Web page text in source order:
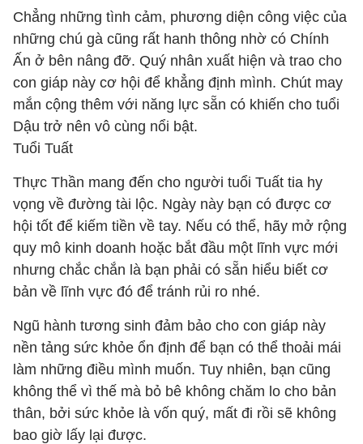
Chẳng những tình cảm, phương diện công việc của
những chú gà cũng rất hanh thông nhờ có Chính
Ấn ở bên nâng đỡ. Quý nhân xuất hiện và trao cho
con giáp này cơ hội để khẳng định mình. Chút may
mắn cộng thêm với năng lực sẵn có khiến cho tuổi
Dậu trở nên vô cùng nổi bật.
Tuổi Tuất
Thực Thần mang đến cho người tuổi Tuất tia hy
vọng về đường tài lộc. Ngày này bạn có được cơ
hội tốt để kiếm tiền về tay. Nếu có thể, hãy mở rộng
quy mô kinh doanh hoặc bắt đầu một lĩnh vực mới
nhưng chắc chắn là bạn phải có sẵn hiểu biết cơ
bản về lĩnh vực đó để tránh rủi ro nhé.
Ngũ hành tương sinh đảm bảo cho con giáp này
nền tảng sức khỏe ổn định để bạn có thể thoải mái
làm những điều mình muốn. Tuy nhiên, bạn cũng
không thể vì thế mà bỏ bê không chăm lo cho bản
thân, bởi sức khỏe là vốn quý, mất đi rồi sẽ không
bao giờ lấy lại được.